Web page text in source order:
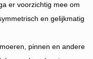
er voorzichtig mee om
en gelijkmatig
pinnen en andere